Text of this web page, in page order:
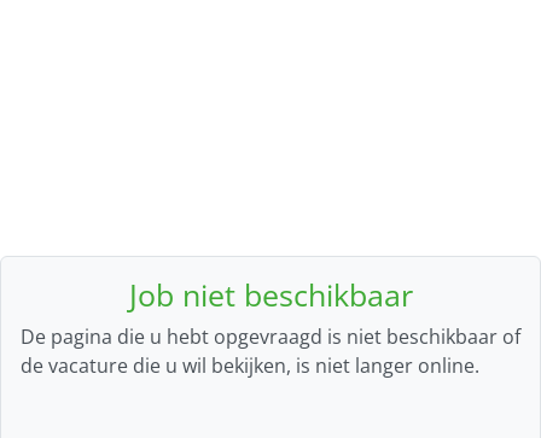
Job niet beschikbaar
De pagina die u hebt opgevraagd is niet beschikbaar of
de vacature die u wil bekijken, is niet langer online.